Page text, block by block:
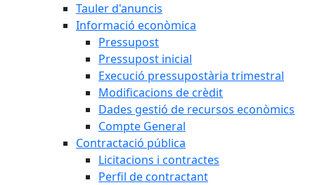
Tauler d'anuncis
Informació econòmica
Pressupost
Pressupost inicial
Execució pressupostària trimestral
Modificacions de crèdit
Dades gestió de recursos econòmics
Compte General
Contractació pública
Licitacions i contractes
Perfil de contractant